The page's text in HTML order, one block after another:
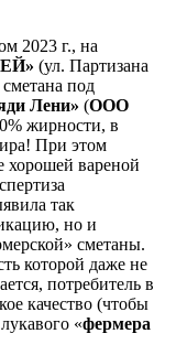
2023 г., на
(ул. Партизана
под
Лени» (ООО
жирности, в
При этом
хорошей вареной
так
но и
сметаны.
которой даже не
потребитель в
качество (чтобы
«фермера